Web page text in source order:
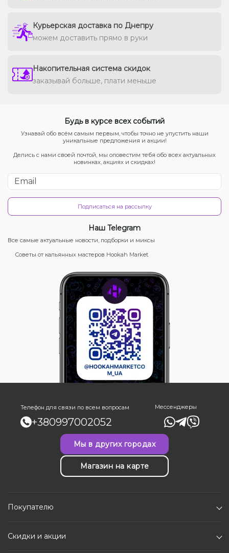
Курьерская доставка по Днепру
можем доставить прямо в руки
Накопительная система скидок
заказывай больше, плати меньше
Будь в курсе всех событий
Узнавай обо всём самым первым, чтобы точно не упустить наши
уникальные предложения и акции!
Делись с нами своей почтой, мы оповестим тебя обо всех актуальных
новинках, акциях и скидках!
Подписаться на рассылку
Наш Telegram
Все самые актуальные новости, подборки и миксы
Советы от кальянных мастеров Hookah Market
Телефон для связи по всем вопросам
+380997002052
Мессенджеры
Мы в других городах
Магазин на карте
Покупателю
Скидки и акции